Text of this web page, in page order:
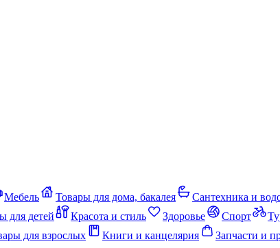
Мебель Товары для дома, бакалея Сантехника и
для детей Красота и стиль Здоровье Спорт
для взрослых Книги и канцелярия Запчасти и